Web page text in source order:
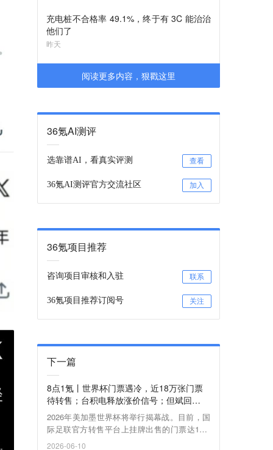
充电桩不合格率 49.1%，终于有 3C 能治治
他们了
昨天
阅读更多内容，狠戳这里
36氪AI测评
选靠谱AI，看真实评测 查看
36氪AI测评官方交流社区 加入
36氪项目推荐
咨询项目审核和入驻 联系
36氪项目推荐订阅号 关注
下一篇
8点1氪丨世界杯门票遇冷，近18万张门票
待转售；台积电释放涨价信号；但斌回
应“被段永平拉黑”
2026年美加墨世界杯将举行揭幕战。目前，国
际足联官方转售平台上挂牌出售的门票达17.6
万张。
2026-06-10